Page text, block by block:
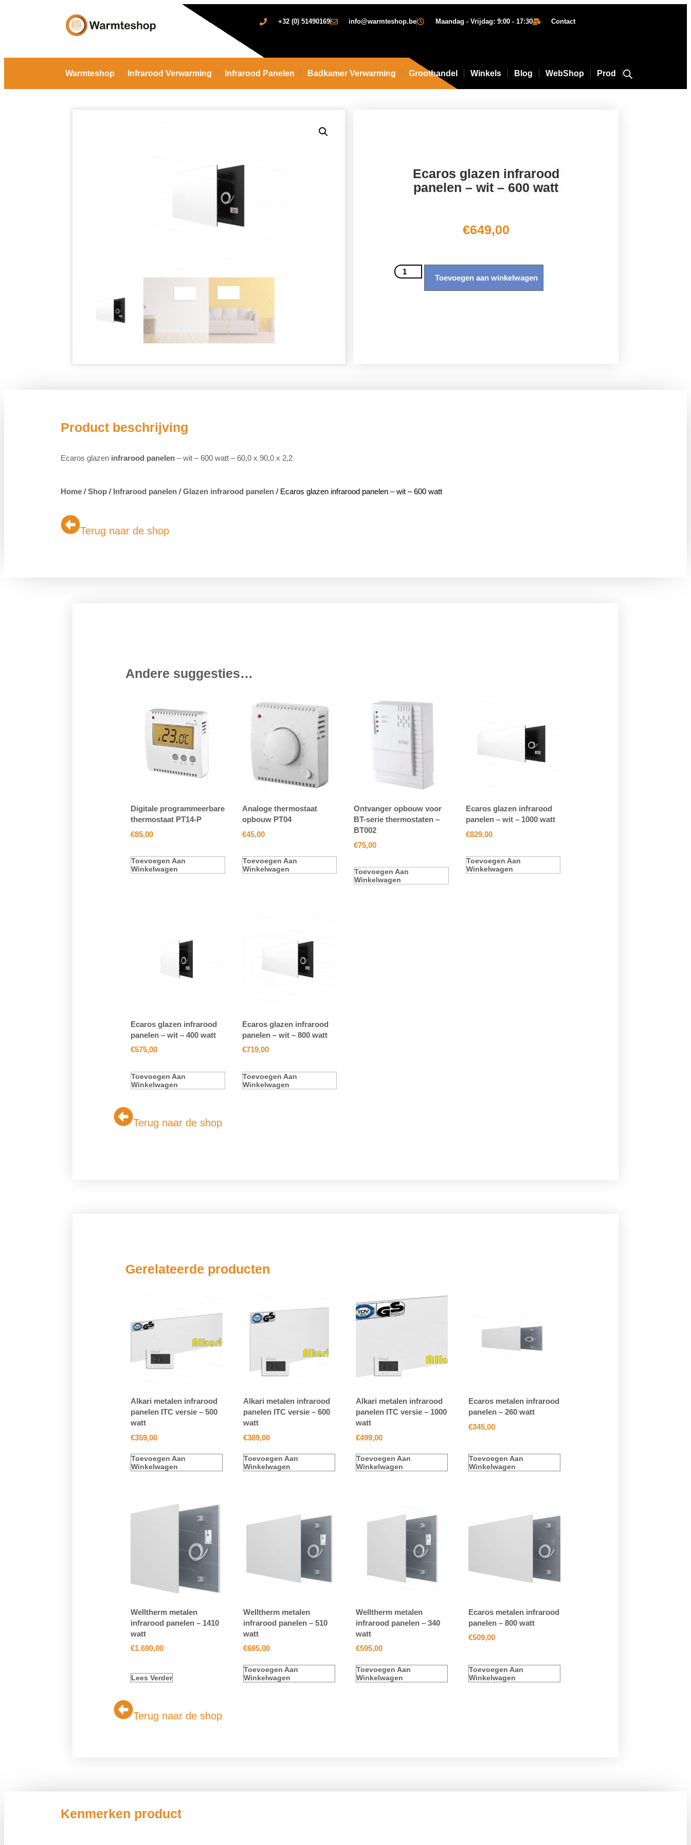
+32 (0) 51490169 info@warmteshop.be Maandag - Vrijdag: 9:00 - 17:30 Contact
Warmteshop Infrarood Verwarming Infrarood Panelen Badkamer Verwarming Groothandel Winkels Blog WebShop Prod
Ecaros glazen infrarood
panelen – wit – 600 watt
€649,00
Toevoegen aan winkelwagen
Product beschrijving
Ecaros glazen infrarood panelen – wit – 600 watt – 60,0 x 90,0 x 2,2
Home / Shop / Infrarood panelen / Glazen infrarood panelen / Ecaros glazen infrarood panelen – wit – 600 watt
Terug naar de shop
Andere suggesties…
Digitale programmeerbare
thermostaat PT14-P
€85,00
Toevoegen Aan
Winkelwagen
Analoge thermostaat
opbouw PT04
€45,00
Toevoegen Aan
Winkelwagen
Ontvanger opbouw voor
BT-serie thermostaten –
BT002
€75,00
Toevoegen Aan
Winkelwagen
Ecaros glazen infrarood
panelen – wit – 1000 watt
€829,00
Toevoegen Aan
Winkelwagen
Ecaros glazen infrarood
panelen – wit – 400 watt
€575,00
Toevoegen Aan
Winkelwagen
Ecaros glazen infrarood
panelen – wit – 800 watt
€719,00
Toevoegen Aan
Winkelwagen
Terug naar de shop
Gerelateerde producten
Alkari metalen infrarood
panelen ITC versie – 500
watt
€359,00
Toevoegen Aan
Winkelwagen
Alkari metalen infrarood
panelen ITC versie – 600
watt
€389,00
Toevoegen Aan
Winkelwagen
Alkari metalen infrarood
panelen ITC versie – 1000
watt
€499,00
Toevoegen Aan
Winkelwagen
Ecaros metalen infrarood
panelen – 260 watt
€345,00
Toevoegen Aan
Winkelwagen
Welltherm metalen
infrarood panelen – 1410
watt
€1.690,00
Lees Verder
Welltherm metalen
infrarood panelen – 510
watt
€695,00
Toevoegen Aan
Winkelwagen
Welltherm metalen
infrarood panelen – 340
watt
€595,00
Toevoegen Aan
Winkelwagen
Ecaros metalen infrarood
panelen – 800 watt
€509,00
Toevoegen Aan
Winkelwagen
Terug naar de shop
Kenmerken product